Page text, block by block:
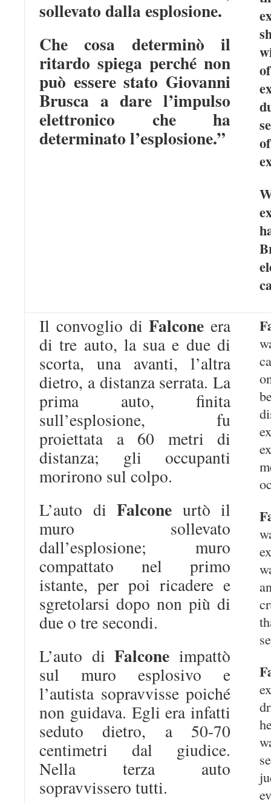
sollevato dalla esplosione.
Che cosa determinò il
ritardo spiega perché non
può essere stato Giovanni
Brusca a dare l’impulso
elettronico che ha
determinato l’esplosione.”
Il convoglio diFalcone era
di tre auto, la sua e due di
scorta, una avanti, l’altra
dietro, a distanza serrata. La
prima auto, finita
sull’esplosione, fu
proiettata a 60 metri di
distanza; gli occupanti
morirono sul colpo.
L’auto di Falcone urtò il
muro sollevato
dall’esplosione; muro
compattato nel primo
istante, per poi ricadere e
sgretolarsi dopo non più di
due o tre secondi.
L’auto diFalconeimpattò
sul muro esplosivo e
l’autista sopravvisse poiché
non guidava. Egli era infatti
seduto dietro, a 50-70
centimetri dal giudice.
Nella terza auto
sopravvissero tutti.